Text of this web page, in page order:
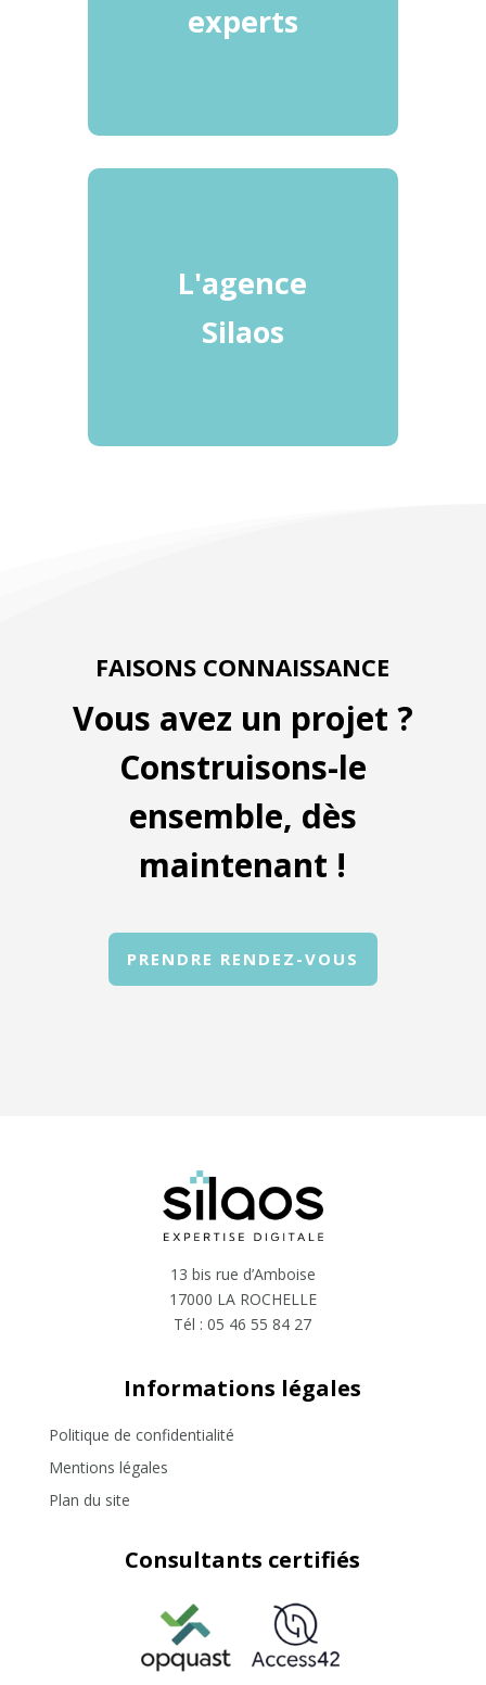
experts
L'agence
Silaos
FAISONS CONNAISSANCE
Vous avez un projet ?
Construisons-le
ensemble, dès
maintenant !
PRENDRE RENDEZ-VOUS
13 bis rue d’Amboise
17000 LA ROCHELLE
Tél :05 46 55 84 27
Informations légales
Politique de confidentialité
Mentions légales
Plan du site
Consultants certifiés